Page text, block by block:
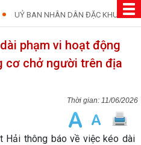
UỶ BAN NHÂN DÂN ĐẶC KHU
phạm vi hoạt động
cơ chở người trên địa
11/06/2026
Hải thông báo về việc kéo dài